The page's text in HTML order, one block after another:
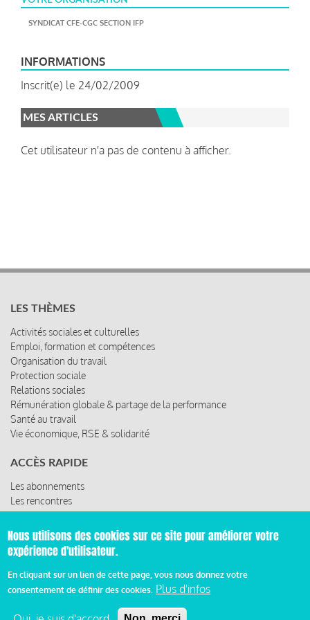
SYNDICAT CFE-CGC SECTION IFP
INFORMATIONS
Inscrit(e) le 24/02/2009
MES ARTICLES
Cet utilisateur n'a pas de contenu à afficher.
LES THÈMES
Activités sociales et culturelles
Emploi, formation et compétences
Organisation du travail
Protection sociale
Relations sociales
Rémunération globale & partage de la performance
Santé au travail
Vie économique, RSE & solidarité
ACCÈS RAPIDE
Les abonnements
Les rencontres
Les ressources
© 2019 Miroir Social - Réalisé parCafffeine
Mentions légales et condition générale d’utilisation et
d’abonnement
Nous utilisons des cookies sur ce site pour améliorer votre
expérience d'utilisateur.
En cliquant sur un lien de cette page, vous nous donnez votre
consentement de définir des cookies. Plus d'infos